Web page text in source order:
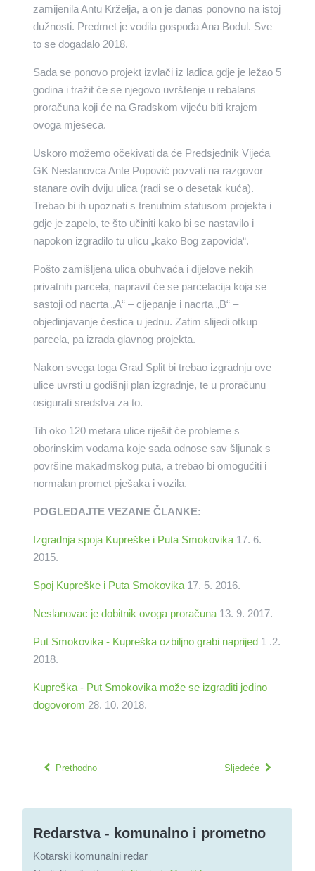
zamijenila Antu Krželja, a on je danas ponovno na istoj
dužnosti. Predmet je vodila gospođa Ana Bodul. Sve
to se događalo 2018.
Sada se ponovo projekt izvlači iz ladica gdje je ležao 5
godina i tražit će se njegovo uvrštenje u rebalans
proračuna koji će na Gradskom vijeću biti krajem
ovoga mjeseca.
Uskoro možemo očekivati da će Predsjednik Vijeća
GK Neslanovca Ante Popović pozvati na razgovor
stanare ovih dviju ulica (radi se o desetak kuća).
Trebao bi ih upoznati s trenutnim statusom projekta i
gdje je zapelo, te što učiniti kako bi se nastavilo i
napokon izgradilo tu ulicu „kako Bog zapovida“.
Pošto zamišljena ulica obuhvaća i dijelove nekih
privatnih parcela, napravit će se parcelacija koja se
sastoji od nacrta „A“ – cijepanje i nacrta „B“ –
objedinjavanje čestica u jednu. Zatim slijedi otkup
parcela, pa izrada glavnog projekta.
Nakon svega toga Grad Split bi trebao izgradnju ove
ulice uvrsti u godišnji plan izgradnje, te u proračunu
osigurati sredstva za to.
Tih oko 120 metara ulice riješit će probleme s
oborinskim vodama koje sada odnose sav šljunak s
površine makadmskog puta, a trebao bi omogućiti i
normalan promet pješaka i vozila.
POGLEDAJTE VEZANE ČLANKE:
Izgradnja spoja Kupreške i Puta Smokovika17. 6.
2015.
Spoj Kupreške i Puta Smokovika17. 5. 2016.
Neslanovac je dobitnik ovoga proračuna13. 9. 2017.
Put Smokovika - Kupreška ozbiljno grabi naprijed1 .2.
2018.
Kupreška - Put Smokovika može se izgraditi jedino
dogovorom 28. 10. 2018.
Prethodno Sljedeće
Redarstva - komunalno i prometno
Kotarski komunalni redar